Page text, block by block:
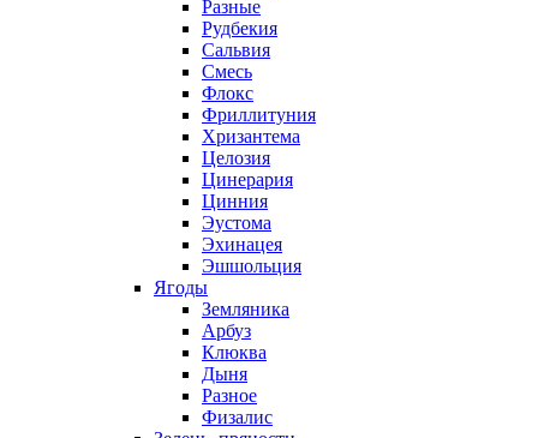
Разные
Рудбекия
Сальвия
Смесь
Флокс
Фриллитуния
Хризантема
Целозия
Цинерария
Цинния
Эустома
Эхинацея
Эшшольция
Ягоды
Земляника
Арбуз
Клюква
Дыня
Разное
Физалис